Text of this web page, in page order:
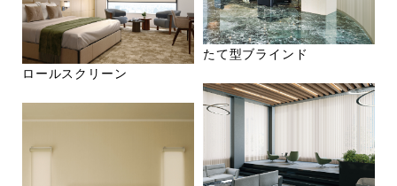
ロールスクリーン
たて型ブラインド